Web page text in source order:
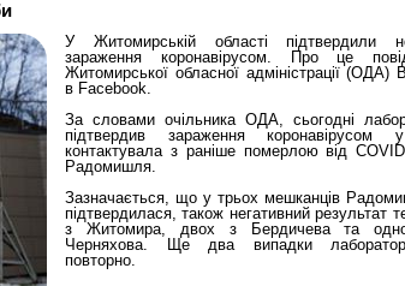
У Житомирській області підтвердили
зараження коронавірусом. Про це
Житомирської обласної адміністрації (ОДА)
в Facebook.
За словами очільника ОДА, сьогодні
підтвердив зараження
контактувала з раніше померлою від
Радомишля.
Зазначається, що у трьох мешканців
підтвердилася, також негативний результат
з Житомира, двох з Бердичева та
Черняхова. Ще два випадки
повторно.